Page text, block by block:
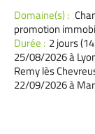
Domaine(s) :
promotion
Durée : 2 jours
25/08/2026 à
Remy lès
22/09/2026 à